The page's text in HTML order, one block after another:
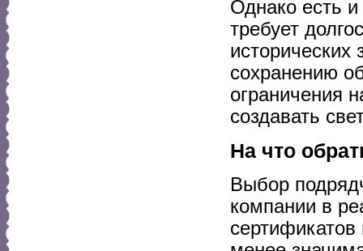
Однако есть
требует
исторических
сохранению
ограничения
создавать
На что
Выбор
компании в
сертификатов